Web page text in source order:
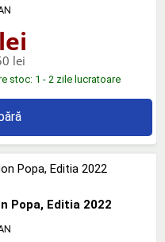
lei
lei
stoc: 1 - 2 zile lucratoare
Popa, Editia 2022